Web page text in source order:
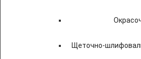
Щеточно-